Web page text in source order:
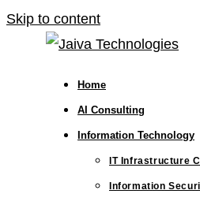
Skip to content
Home
AI Consulting
Information Technology
IT Infrastructure
Information